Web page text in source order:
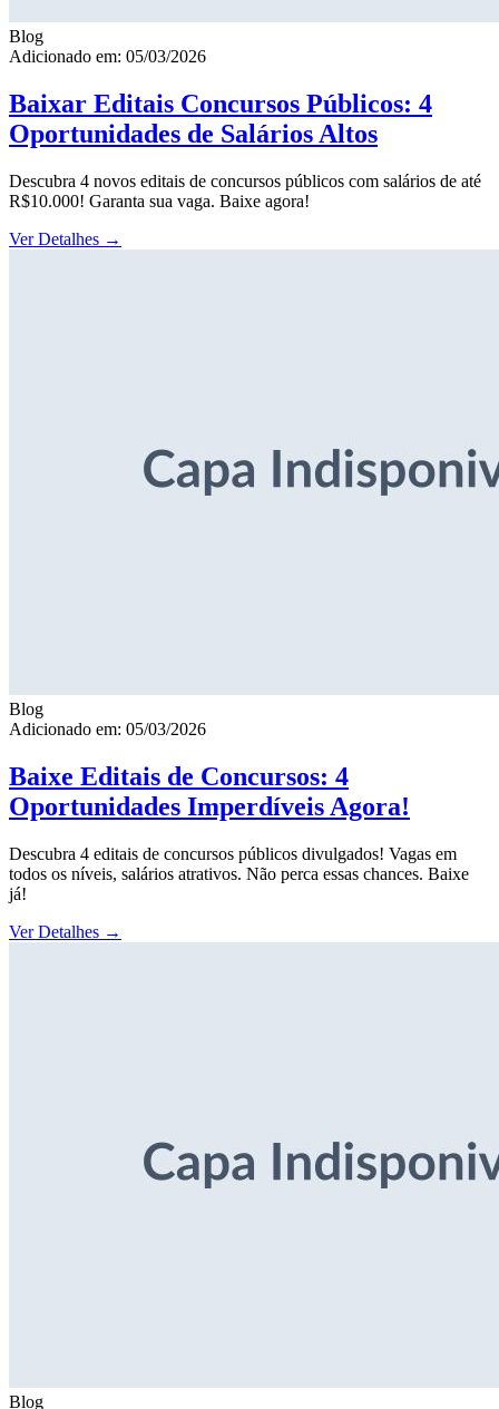
Blog
Adicionado em: 05/03/2026
Baixar Editais Concursos Públicos: 4
Oportunidades de Salários Altos
Descubra 4 novos editais de concursos públicos com salários de até
R$10.000! Garanta sua vaga. Baixe agora!
Ver Detalhes →
Blog
Adicionado em: 05/03/2026
Baixe Editais de Concursos: 4
Oportunidades Imperdíveis Agora!
Descubra 4 editais de concursos públicos divulgados! Vagas em
todos os níveis, salários atrativos. Não perca essas chances. Baixe
já!
Ver Detalhes →
Blog